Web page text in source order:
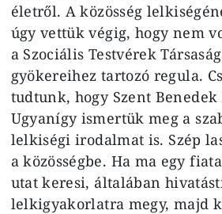
életről. A közösség
úgy vettük végig, hogy nem
a Szociális Testvérek
gyökereihez tartozó regula.
tudtunk, hogy Szent Benedek
Ugyanígy ismertük meg a
lelkiségi irodalmat is. Szép
a közösségbe. Ha ma egy
utat keresi, általában
lelkigyakorlatra megy, majd